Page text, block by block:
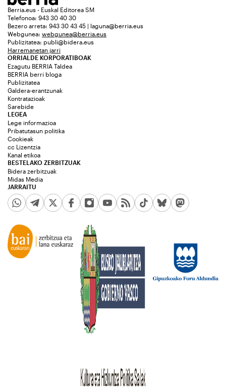
Berria.eus - Euskal Editorea SM
Telefonoa: 943 30 40 30
Bezero arreta: 943 30 43 45 | laguna@berria.eus
Webgunea: webgunea@berria.eus
Publizitatea: publi@bidera.eus
Harremanetan jarri
ORRIALDE KORPORATIBOAK
Ezagutu BERRIA Taldea
BERRIA berri bloga
Publizitatea
Galdera-erantzunak
Kontratazioak
Sarebide
JARRAITU
LEGEA
Lege informazioa
Pribatutasun politika
Cookieak
cc Lizentzia
Kanal etikoa
BESTELAKO ZERBITZUAK
Bidera zerbitzuak
Midas Media